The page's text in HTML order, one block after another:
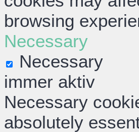
browsing
Necessary
Necessary
immer aktiv
Necessary
absolutely